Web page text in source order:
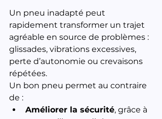
Un pneu inadapté peut
rapidement transformer un trajet
agréable en source de problèmes :
glissades, vibrations excessives,
perte d’autonomie ou crevaisons
répétées.
Un bon pneu permet au contraire
de :
Améliorer la sécurité, grâce à